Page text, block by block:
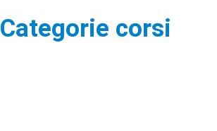
Categorie corsi